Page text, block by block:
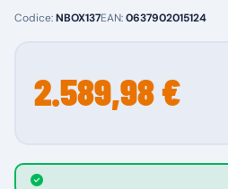
Codice:NBOX137EAN:0637902015124
2.589,98 €